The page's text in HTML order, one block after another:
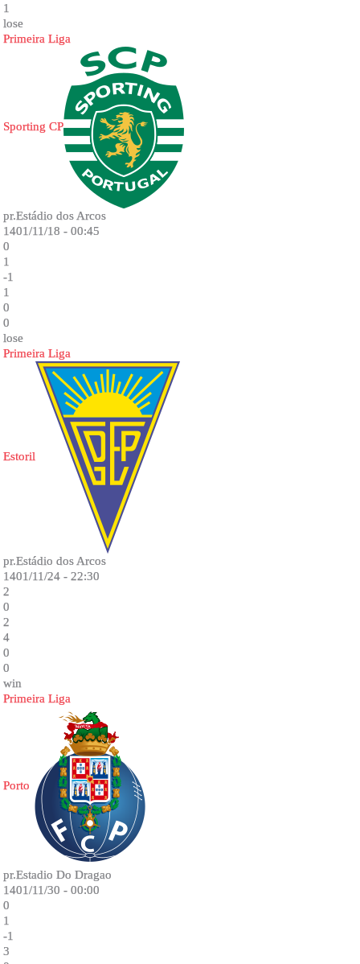
1
lose
Primeira Liga
Sporting CP
pr.Estádio dos Arcos
1401/11/18 - 00:45
0
1
-1
1
0
0
lose
Primeira Liga
Estoril
pr.Estádio dos Arcos
1401/11/24 - 22:30
2
0
2
4
0
0
win
Primeira Liga
Porto
pr.Estadio Do Dragao
1401/11/30 - 00:00
0
1
-1
3